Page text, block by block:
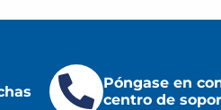
Póngase en
centro de